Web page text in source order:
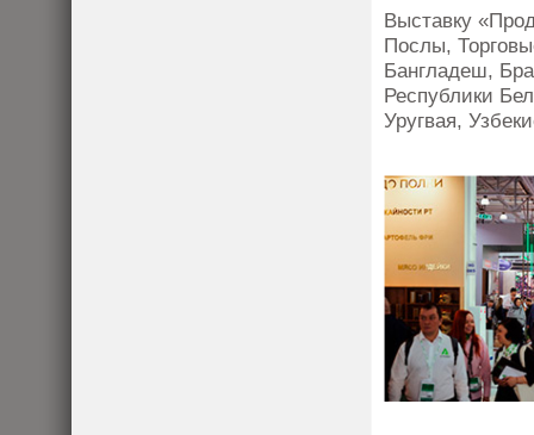
Выставку
Послы,
Бангладеш,
Республики
Уругвая,